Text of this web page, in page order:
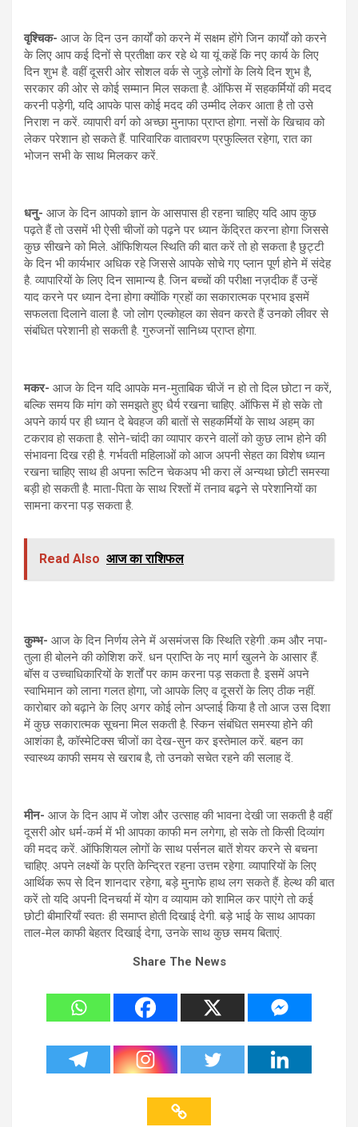
वृश्चिक- आज के दिन उन कार्यों को करने में सक्षम होंगे जिन कार्यों को करने
के लिए आप कई दिनों से प्रतीक्षा कर रहे थे या यूं कहें कि नए कार्य के लिए
दिन शुभ है. वहीं दूसरी ओर सोशल वर्क से जुड़े लोगों के लिये दिन शुभ है,
सरकार की ओर से कोई सम्मान मिल सकता है. ऑफिस में सहकर्मियों की मदद
करनी पड़ेगी, यदि आपके पास कोई मदद की उम्मीद लेकर आता है तो उसे
निराश न करें. व्यापारी वर्ग को अच्छा मुनाफा प्राप्त होगा. नसों के खिचाव को
लेकर परेशान हो सकते हैं. पारिवारिक वातावरण प्रफुल्लित रहेगा, रात का
भोजन सभी के साथ मिलकर करें.
धनु- आज के दिन आपको ज्ञान के आसपास ही रहना चाहिए यदि आप कुछ
पढ़ते हैं तो उसमें भी ऐसी चीजों को पढ़ने पर ध्यान केंद्रित करना होगा जिससे
कुछ सीखने को मिले. ऑफिशियल स्थिति की बात करें तो हो सकता है छुट्टी
के दिन भी कार्यभार अधिक रहे जिससे आपके सोचे गए प्लान पूर्ण होने में संदेह
है. व्यापारियों के लिए दिन सामान्य है. जिन बच्चों की परीक्षा नज़दीक हैं उन्हें
याद करने पर ध्यान देना होगा क्योंकि ग्रहों का सकारात्मक प्रभाव इसमें
सफलता दिलाने वाला है. जो लोग एल्कोहल का सेवन करते हैं उनको लीवर से
संबंधित परेशानी हो सकती है. गुरुजनों सानिध्य प्राप्त होगा.
मकर- आज के दिन यदि आपके मन-मुताबिक चीजें न हो तो दिल छोटा न करें,
बल्कि समय कि मांग को समझते हुए धैर्य रखना चाहिए. ऑफिस में हो सके तो
अपने कार्य पर ही ध्यान दे बेवहज की बातों से सहकर्मियों के साथ अहम् का
टकराव हो सकता है. सोने-चांदी का व्यापार करने वालों को कुछ लाभ होने की
संभावना दिख रही है. गर्भवती महिलाओं को आज अपनी सेहत का विशेष ध्यान
रखना चाहिए साथ ही अपना रूटिन चेकअप भी करा लें अन्यथा छोटी समस्या
बड़ी हो सकती है. माता-पिता के साथ रिश्तों में तनाव बढ़ने से परेशानियों का
सामना करना पड़ सकता है.
Read Also आज का राशिफल
कुम्भ- आज के दिन निर्णय लेने में असमंजस कि स्थिति रहेगी .कम और नपा-
तुला ही बोलने की कोशिश करें. धन प्राप्ति के नए मार्ग खुलने के आसार हैं.
बॉस व उच्चाधिकारियों के शर्तों पर काम करना पड़ सकता है. इसमें अपने
स्वाभिमान को लाना गलत होगा, जो आपके लिए व दूसरों के लिए ठीक नहीं.
कारोबार को बढ़ाने के लिए अगर कोई लोन अप्लाई किया है तो आज उस दिशा
में कुछ सकारात्मक सूचना मिल सकती है. स्किन संबंधित समस्या होने की
आशंका है, कॉस्मेटिक्स चीजों का देख-सुन कर इस्तेमाल करें. बहन का
स्वास्थ्य काफी समय से खराब है, तो उनको सचेत रहने की सलाह दें.
मीन- आज के दिन आप में जोश और उत्साह की भावना देखी जा सकती है वहीं
दूसरी ओर धर्म-कर्म में भी आपका काफी मन लगेगा, हो सके तो किसी दिव्यांग
की मदद करें. ऑफिशियल लोगों के साथ पर्सनल बातें शेयर करने से बचना
चाहिए. अपने लक्ष्यों के प्रति केन्द्रित रहना उत्तम रहेगा. व्यापारियों के लिए
आर्थिक रूप से दिन शानदार रहेगा, बड़े मुनाफे हाथ लग सकते हैं. हेल्थ की बात
करें तो यदि अपनी दिनचर्या में योग व व्यायाम को शामिल कर पाएंगे तो कई
छोटी बीमारियाँ स्वतः ही समाप्त होती दिखाई देगी. बड़े भाई के साथ आपका
ताल-मेल काफी बेहतर दिखाई देगा, उनके साथ कुछ समय बिताएं.
Share The News